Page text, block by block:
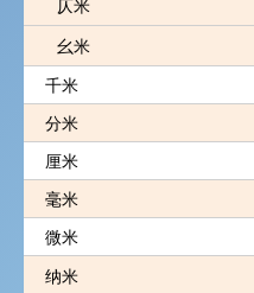
仄米
幺米
千米
分米
厘米
毫米
微米
纳米